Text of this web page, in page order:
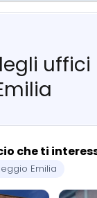
che ti
Emilia